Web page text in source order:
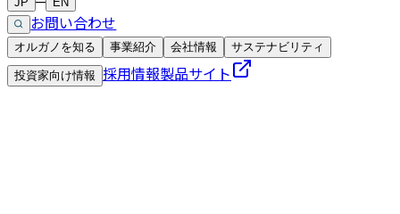
お問い合わせ
オルガノを知る 事業紹介 会社情報 サステナビリティ
投資家向け情報 採用情報製品サイト